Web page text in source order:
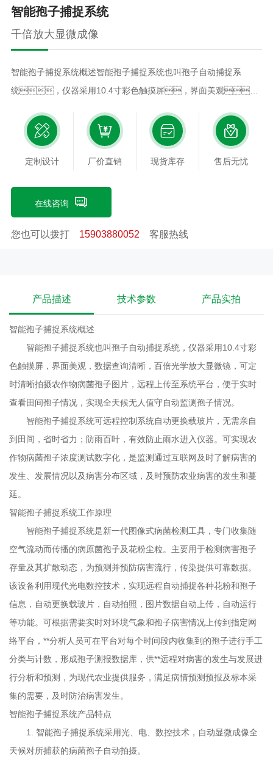
智能孢子捕捉系统
千倍放大显微成像
智能孢子捕捉系统概述智能孢子捕捉系统也叫孢子自动捕捉系
统，仪器采用10.4寸彩色触摸屏，界面美观，
晰拍摄农作物病菌孢子图片，远程上传至系统平台，
便于实时查看田间孢子情况，实现全天候无人值守自动监测
孢子情况。智能孢子捕捉系统可远程控制系统自动更换载玻
叶，有效防止雨水进入仪器。可实现农作物病菌孢子
浓度测试数字化，是监测通过互联网及时了解病害的发
生、发展情况以及病害分布区域，及时预防农业病害的
的病原菌孢子及花粉尘粒。主要用于检测病害孢子存量及其扩
据。该设备利用现代光电数控技术，实现远程自动
捕捉各种花粉和孢子信息，自动更换载玻片，自动拍
照，图片数据自动上传，自动运行等功能。
可根据需要实时对环境气象和孢子病害情况上传到指定网络平
台，**分析人员可在平台对每个时间段内收集到的孢子进行手
工分类与计数，形成孢子测报数据库，供**远程对病
害的发生与发展进行分析和预测，为现代农业提供服
务，满足病情预测预报及标本采集的需要，及时防
治病害发生。智能孢子捕捉系统产品特点1. 智能孢子捕捉系统
采用光、电、数控技术，自动显微成像全天
候对所捕获的病菌孢子自动拍摄。2. 孢子设备内有高分辨率显
微镜，可以清晰拍摄显示5~100um孢子。3. GPS
定位功能。内置GPS定位功能（选配），可在网页地
图中查看设备位置信息数据4. 内置10.4寸高清大屏显示，
windows操作系统，具有良好的人机交互界面。支持
本地查看拍摄照片、配置设备参数、控制设备开关机等
功能。 5. 具有多种联网方式（4G\RJ45），可随时
随地联网管理；可通过网页端及手机APP端远程控制设
备，如开关机、远程自动拍照和手动拍照、设置采
样时间、工作时段等。6. 统计分析：采
用云服务器技术，实现对病菌孢子图片的人工统计与分
析，可实时人工远程查看确认。7、自动
检测载玻带使用量，提示更换。可连续工作365
天。8、设备自动检测箱体内温湿度，保
定制设计 厂价直销 现货库存 售后无忧
在线咨询
您也可以拨打 15903880052 客服热线
产品描述 技术参数 产品实拍
智能孢子捕捉系统概述
智能孢子捕捉系统也叫孢子自动捕捉系统，仪器采用10.4寸彩
色触摸屏，界面美观，数据查询清晰，百倍光学放大显微镜，可定
时清晰拍摄农作物病菌孢子图片，远程上传至系统平台，便于实时
查看田间孢子情况，实现全天候无人值守自动监测孢子情况。
智能孢子捕捉系统可远程控制系统自动更换载玻片，无需亲自
到田间，省时省力；防雨百叶，有效防止雨水进入仪器。可实现农
作物病菌孢子浓度测试数字化，是监测通过互联网及时了解病害的
发生、发展情况以及病害分布区域，及时预防农业病害的发生和蔓
延。
智能孢子捕捉系统工作原理
智能孢子捕捉系统是新一代图像式病菌检测工具，专门收集随
空气流动而传播的病原菌孢子及花粉尘粒。主要用于检测病害孢子
存量及其扩散动态，为预测并预防病害流行，传染提供可靠数据。
该设备利用现代光电数控技术，实现远程自动捕捉各种花粉和孢子
信息，自动更换载玻片，自动拍照，图片数据自动上传，自动运行
等功能。可根据需要实时对环境气象和孢子病害情况上传到指定网
络平台， **分析人员可在平台对每个时间段内收集到的孢子进行手工
分类与计数，形成孢子测报数据库，供**远程对病害的发生与发展进
行分析和预测，为现代农业提供服务，满足病情预测预报及标本采
集的需要，及时防治病害发生。
智能孢子捕捉系统产品特点
1. 智能孢子捕捉系统采用光、电、数控技术，自动显微成像全
天候对所捕获的病菌孢子自动拍摄。